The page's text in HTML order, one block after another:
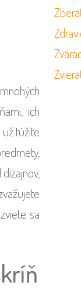
ich
túžite
sa